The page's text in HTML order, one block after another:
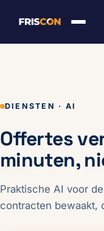
DIENSTEN · AI
Offertes
minuten,
Praktische AI voor
contracten bewaakt,